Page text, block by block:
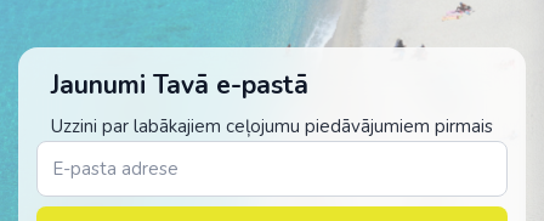
Jaunumi Tavā e-pastā
Uzzini par labākajiem ceļojumu piedāvājumiem pirmais